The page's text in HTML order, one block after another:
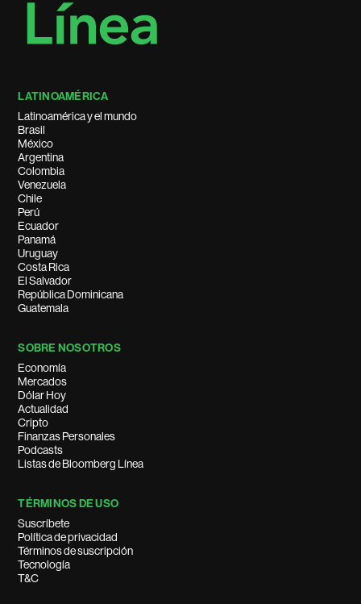
LATINOAMÉRICA
Latinoamérica y el mundo
Brasil
México
Argentina
Colombia
Venezuela
Chile
Perú
Ecuador
Panamá
Uruguay
Costa Rica
El Salvador
República Dominicana
Guatemala
SOBRE NOSOTROS
Economía
Mercados
Dólar Hoy
Actualidad
Cripto
Finanzas Personales
Podcasts
Listas de Bloomberg Línea
TÉRMINOS DE USO
Suscríbete
Política de privacidad
Términos de suscripción
Tecnología
T&C